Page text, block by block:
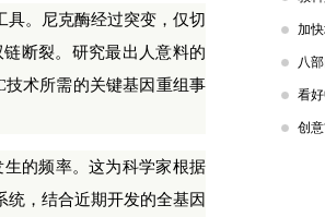
。尼克酶经过突变，仅切
断裂。研究最出人意料的
术所需的关键基因重组事
的频率。这为科学家根据
，结合近期开发的全基因
加
看
创